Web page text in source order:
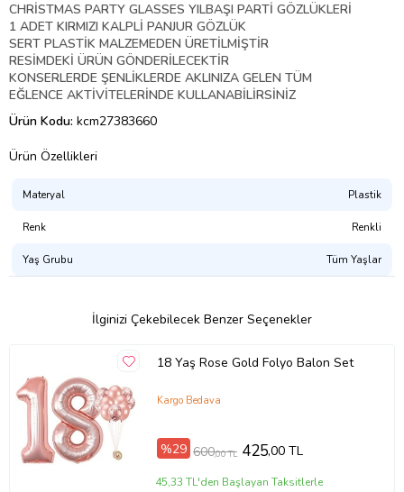
CHRİSTMAS PARTY GLASSES YILBAŞI PARTİ GÖZLÜKLERİ
1 ADET KIRMIZI KALPLİ PANJUR GÖZLÜK
SERT PLASTİK MALZEMEDEN ÜRETİLMİŞTİR
RESİMDEKİ ÜRÜN GÖNDERİLECEKTİR
KONSERLERDE ŞENLİKLERDE AKLINIZA GELEN TÜM
EĞLENCE AKTİVİTELERİNDE KULLANABİLİRSİNİZ
Ürün Kodu: kcm27383660
Ürün Özellikleri
Materyal Plastik
Renk Renkli
Yaş Grubu Tüm Yaşlar
İlginizi Çekebilecek Benzer Seçenekler
18 Yaş Rose Gold Folyo Balon Set
Kargo Bedava
%29 600,00 TL 425,00 TL
45,33 TL'den Başlayan Taksitlerle